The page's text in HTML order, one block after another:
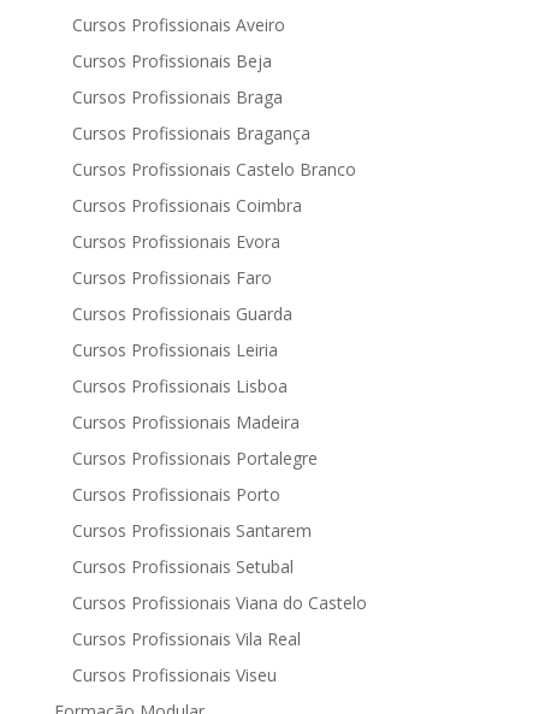
Cursos Profissionais Aveiro
Cursos Profissionais Beja
Cursos Profissionais Braga
Cursos Profissionais Bragança
Cursos Profissionais Castelo Branco
Cursos Profissionais Coimbra
Cursos Profissionais Evora
Cursos Profissionais Faro
Cursos Profissionais Guarda
Cursos Profissionais Leiria
Cursos Profissionais Lisboa
Cursos Profissionais Madeira
Cursos Profissionais Portalegre
Cursos Profissionais Porto
Cursos Profissionais Santarem
Cursos Profissionais Setubal
Cursos Profissionais Viana do Castelo
Cursos Profissionais Vila Real
Cursos Profissionais Viseu